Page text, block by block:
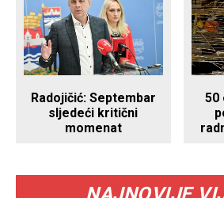
Radojičić: Septembar
sljedeći kritični
momenat
50